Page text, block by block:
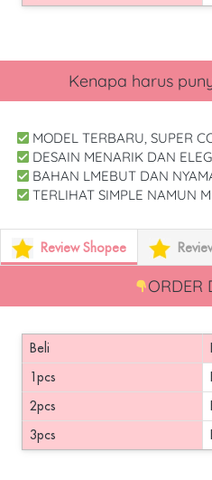
Kenapa harus
MODEL TERBARU, SUPER
DESAIN MENARIK DAN
BAHAN LMEBUT DAN
TERLIHAT SIMPLE NAMUN
Review Shopee
ORDER
Beli
1pcs
2pcs
3pcs